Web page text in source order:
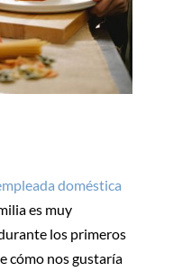
doméstica
es muy
los primeros
cómo nos gustaría